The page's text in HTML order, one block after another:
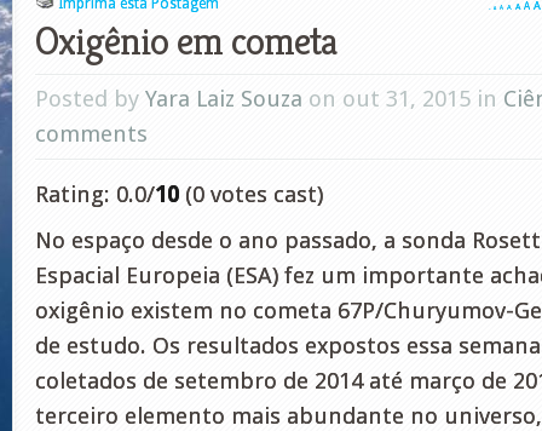
Imprima esta Postagem A A A A A A A
Oxigênio em cometa
Posted by Yara Laiz Souza on out 31, 2015 in
comments
Rating: 0.0/10 (0 votes cast)
No espaço desde o ano passado, a sonda
Espacial Europeia (ESA) fez um importante
oxigênio existem no cometa 67P/Churyumov-
de estudo. Os resultados expostos essa
coletados de setembro de 2014 até março de
terceiro elemento mais abundante no